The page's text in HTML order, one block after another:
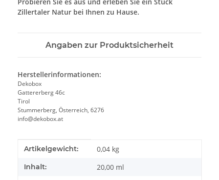
Zillertaler Natur bei Ihnen zu Hause.
Angaben zur Produktsicherheit
Herstellerinformationen:
Dekobox
Gattererberg 46c
Tirol
Stummerberg, Österreich, 6276
info@dekobox.at
Produkteigenschaft
Wert
Artikelgewicht: 0,04 kg
Inhalt: 20,00 ml